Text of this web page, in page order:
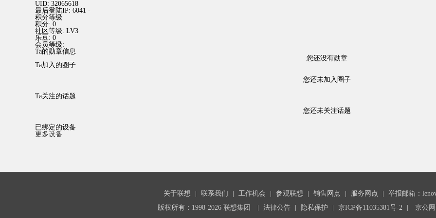
UID: 32065618
最后登陆IP: 6041 -
积分等级
积分: 0
社区等级: LV3
乐豆: 0
会员等级:
Ta的勋章信息
您还没有勋章
Ta加入的圈子
您还未加入圈子
Ta关注的话题
您还未关注话题
已绑定的设备
更多设备
关于联想 联系我们 工作机会 参观联想 销售网点 服务网点
举报邮箱：
版权所有：1998-2026 联想集团
法律公告 隐私保护 京ICP备11035381号-2 京公